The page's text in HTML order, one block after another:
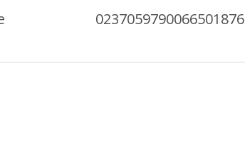
0237059790066501876